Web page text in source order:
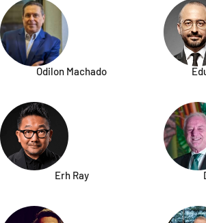
Odilon Machado
Erh Ray